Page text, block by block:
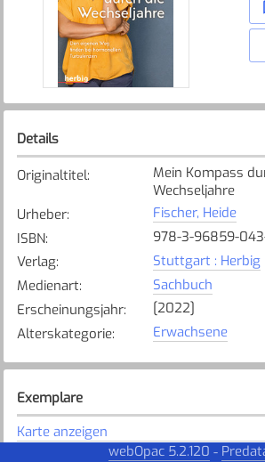
Details
Originaltitel:
Mein Kompass
Wechseljahre
Urheber:
Fischer, Heide
ISBN:
978-3-96859-
Verlag:
Stuttgart : Herbig
Medienart:
Sachbuch
Erscheinungsjahr:
[2022]
Alterskategorie: Erwachsene
Exemplare
Karte anzeigen
webOpac 5.2.120 -